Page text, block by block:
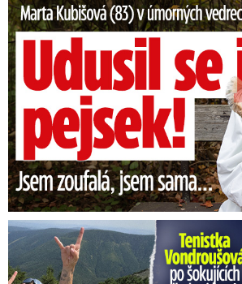
Vondroušová po šokujících odhaleních v